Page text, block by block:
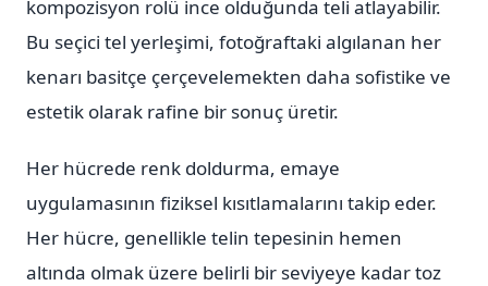
kompozisyon rolü ince olduğunda teli atlayabilir.
Bu seçici tel yerleşimi, fotoğraftaki algılanan her
kenarı basitçe çerçevelemekten daha sofistike ve
estetik olarak rafine bir sonuç üretir.
Her hücrede renk doldurma, emaye
uygulamasının fiziksel kısıtlamalarını takip eder.
Her hücre, genellikle telin tepesinin hemen
altında olmak üzere belirli bir seviyeye kadar toz